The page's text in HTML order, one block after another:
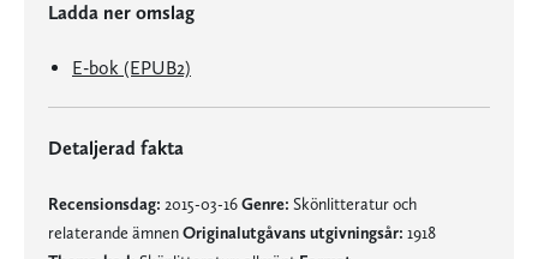
Ladda ner omslag
E-bok (EPUB2)
Detaljerad fakta
Recensionsdag: 2015-03-16Genre: Skönlitteratur och
relaterande ämnenOriginalutgåvans utgivningsår: 1918